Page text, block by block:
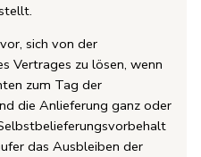
sich von der
Vertrages zu lösen, wenn
zum Tag der
die Anlieferung ganz oder
das Ausbleiben der